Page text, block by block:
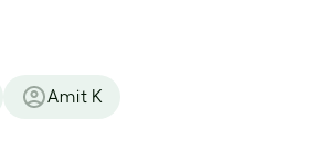
Amit K